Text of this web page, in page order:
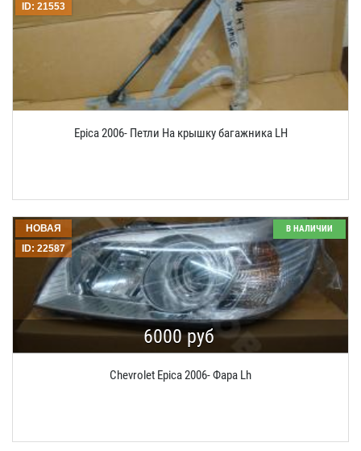
Epica 2006- Петли На крышку багажника LH
ID: 21553
Chevrolet Epica 2006- Фара Lh
ID: 22587
НОВАЯ
6000 руб
В НАЛИЧИИ